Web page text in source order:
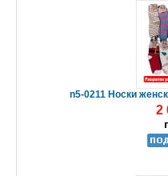
n5-0211 Носки
2